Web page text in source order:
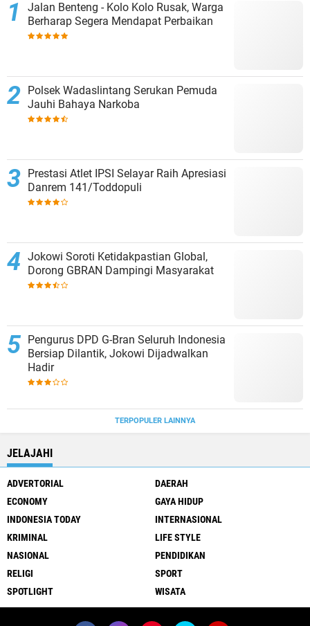
Jalan Benteng - Kolo Kolo Rusak, Warga
Berharap Segera Mendapat Perbaikan
Polsek Wadaslintang Serukan Pemuda
Jauhi Bahaya Narkoba
Prestasi Atlet IPSI Selayar Raih Apresiasi
Danrem 141/Toddopuli
Jokowi Soroti Ketidakpastian Global,
Dorong GBRAN Dampingi Masyarakat
Pengurus DPD G-Bran Seluruh Indonesia
Bersiap Dilantik, Jokowi Dijadwalkan
Hadir
TERPOPULER LAINNYA
JELAJAHI
ADVERTORIAL
DAERAH
ECONOMY
GAYA HIDUP
INDONESIA TODAY
INTERNASIONAL
KRIMINAL
LIFE STYLE
NASIONAL
PENDIDIKAN
RELIGI
SPORT
SPOTLIGHT
WISATA